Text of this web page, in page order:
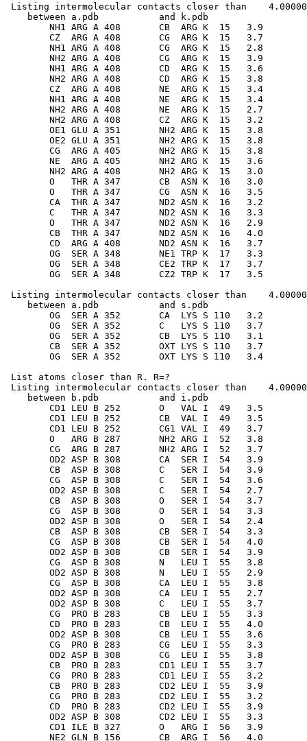
Listing intermolecular contacts closer than
between a.pdb           and k.pdb
NH1 ARG A 408       CB  ARG K  15   3.9
CZ  ARG A 408       CG  ARG K  15   3.7
NH1 ARG A 408       CG  ARG K  15   2.8
NH2 ARG A 408       CG  ARG K  15   3.9
NH1 ARG A 408       CD  ARG K  15   3.6
NH2 ARG A 408       CD  ARG K  15   3.8
CZ  ARG A 408       NE  ARG K  15   3.4
NH1 ARG A 408       NE  ARG K  15   3.4
NH2 ARG A 408       NE  ARG K  15   2.7
NH2 ARG A 408       CZ  ARG K  15   3.2
OE1 GLU A 351       NH2 ARG K  15   3.8
OE2 GLU A 351       NH2 ARG K  15   3.8
CG  ARG A 405       NH2 ARG K  15   3.8
NE  ARG A 405       NH2 ARG K  15   3.6
NH2 ARG A 408       NH2 ARG K  15   3.0
O   THR A 347       CB  ASN K  16   3.0
O   THR A 347       CG  ASN K  16   3.5
CA  THR A 347       ND2 ASN K  16   3.2
C   THR A 347       ND2 ASN K  16   3.3
O   THR A 347       ND2 ASN K  16   2.9
CB  THR A 347       ND2 ASN K  16   4.0
CD  ARG A 408       ND2 ASN K  16   3.7
OG  SER A 348       NE1 TRP K  17   3.3
OG  SER A 348       CE2 TRP K  17   3.7
Listing intermolecular contacts closer than
between a.pdb           and s.pdb
OG  SER A 352       CA  LYS S 110   3.2
OG  SER A 352       C   LYS S 110   3.7
OG  SER A 352       CB  LYS S 110   3.1
CB  SER A 352       OXT LYS S 110   3.7
OG  SER A 352       OXT LYS S 110   3.4
List atoms closer than R. R=?
Listing intermolecular contacts closer than
between b.pdb           and i.pdb
CD1 LEU B 252       O   VAL I  49   3.5
CD1 LEU B 252       CB  VAL I  49   3.5
CD1 LEU B 252       CG1 VAL I  49   3.7
O   ARG B 287       NH2 ARG I  52   3.8
CG  ARG B 287       NH2 ARG I  52   3.7
OD2 ASP B 308       CA  SER I  54   3.9
CB  ASP B 308       C   SER I  54   3.9
CG  ASP B 308       C   SER I  54   3.6
OD2 ASP B 308       C   SER I  54   2.7
CB  ASP B 308       O   SER I  54   3.7
CG  ASP B 308       O   SER I  54   3.3
OD2 ASP B 308       O   SER I  54   2.4
CB  ASP B 308       CB  SER I  54   3.3
CG  ASP B 308       CB  SER I  54   4.0
OD2 ASP B 308       CB  SER I  54   3.9
CG  ASP B 308       N   LEU I  55   3.8
OD2 ASP B 308       N   LEU I  55   2.9
CG  ASP B 308       CA  LEU I  55   3.8
OD2 ASP B 308       CA  LEU I  55   2.7
OD2 ASP B 308       C   LEU I  55   3.7
CG  PRO B 283       CB  LEU I  55   3.3
CD  PRO B 283       CB  LEU I  55   4.0
OD2 ASP B 308       CB  LEU I  55   3.6
CG  PRO B 283       CG  LEU I  55   3.3
OD2 ASP B 308       CG  LEU I  55   3.8
CB  PRO B 283       CD1 LEU I  55   3.7
CG  PRO B 283       CD1 LEU I  55   3.2
CB  PRO B 283       CD2 LEU I  55   3.9
CG  PRO B 283       CD2 LEU I  55   3.2
CD  PRO B 283       CD2 LEU I  55   3.9
OD2 ASP B 308       CD2 LEU I  55   3.3
CD1 ILE B 327       O   ARG I  56   3.9
NE2 GLN B 156       CB  ARG I  56   4.0